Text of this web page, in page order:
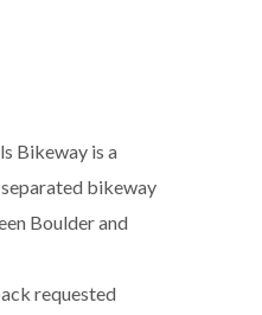
Bikeway is a
bikeway
Boulder and
requested